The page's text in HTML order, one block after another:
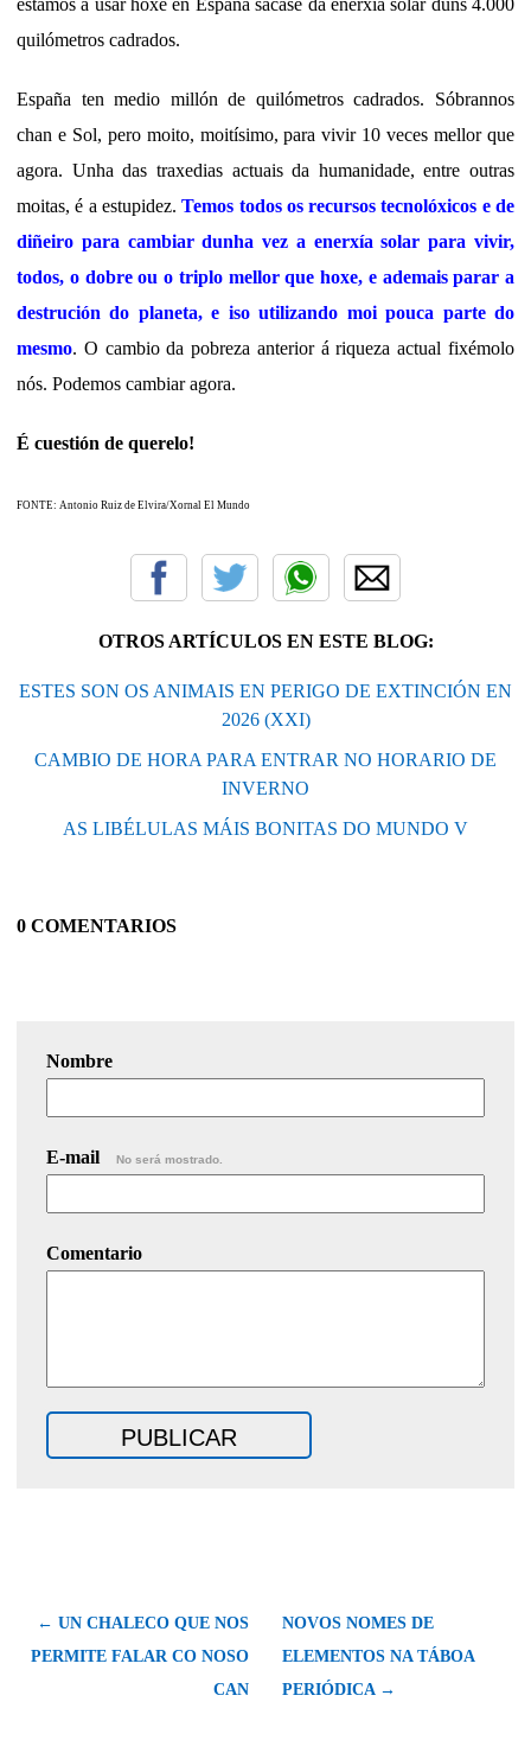
quilómetros cadrados.
España ten medio millón de quilómetros cadrados. Sóbrannos
chan e Sol, pero moito, moitísimo, para vivir 10 veces mellor que
agora. Unha das traxedias actuais da humanidade, entre outras
moitas, é a estupidez.Temos todos os recursos tecnolóxicos e de
diñeiro para cambiar dunha vez a enerxía solar para vivir,
todos, o dobre ou o triplo mellor que hoxe, e ademais parar a
destrución do planeta, e iso utilizando moi pouca parte do
mesmo. O cambio da pobreza anterior á riqueza actual fixémolo
nós. Podemos cambiar agora.
É cuestión de querelo!
FONTE: Antonio Ruiz de Elvira/Xornal El Mundo
OTROS ARTÍCULOS EN ESTE BLOG:
ESTES SON OS ANIMAIS EN PERIGO DE EXTINCIÓN EN
2026 (XXI)
CAMBIO DE HORA PARA ENTRAR NO HORARIO DE
INVERNO
AS LIBÉLULAS MÁIS BONITAS DO MUNDO V
0 COMENTARIOS
Nombre
E-mail No será mostrado.
Comentario
← UN CHALECO QUE NOS
PERMITE FALAR CO NOSO
CAN
NOVOS NOMES DE
ELEMENTOS NA TÁBOA
PERIÓDICA →